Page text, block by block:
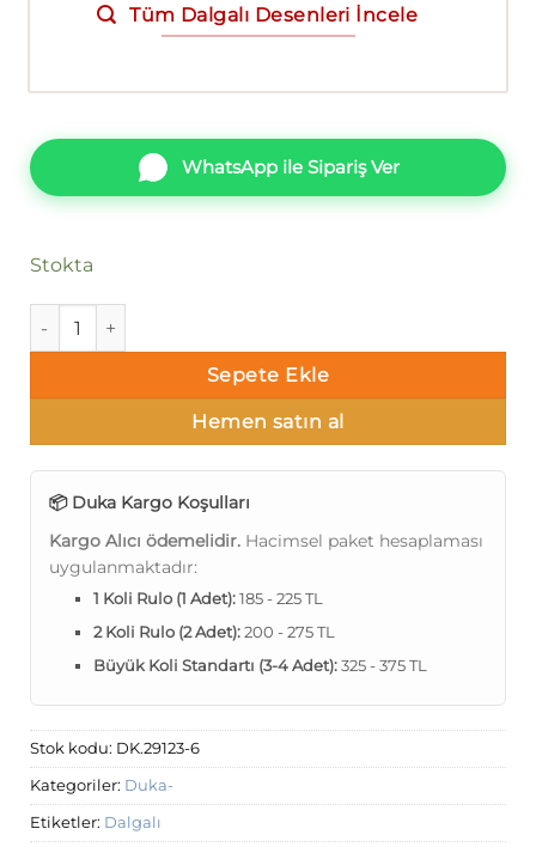
Tüm Dalgalı Desenleri İncele
WhatsApp ile Sipariş Ver
Stokta
Duka Fountain dk.29123-6 adet
Sepete Ekle
Hemen satın al
📦 Duka Kargo Koşulları
Kargo Alıcı ödemelidir. Hacimsel paket hesaplaması
uygulanmaktadır:
1 Koli Rulo (1 Adet):185 - 225 TL
2 Koli Rulo (2 Adet):200 - 275 TL
Büyük Koli Standartı (3-4 Adet):325 - 375 TL
Stok kodu: DK.29123-6
Kategoriler: Duka-
Etiketler: Dalgalı